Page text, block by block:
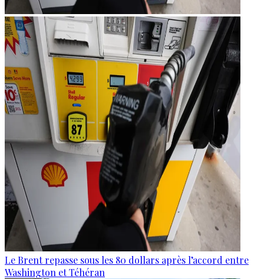
Le Brent repasse sous les 80 dollars après l’accord entre
Washington et Téhéran